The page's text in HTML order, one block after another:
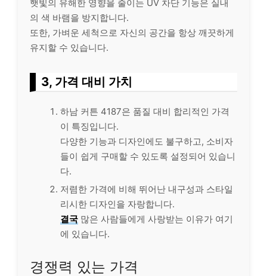
햇빛의 유해한 영향을 줄이는 UV 차단 기능은 실내
의 색 바램을 방지합니다.
또한, 가벼운 세척으로 자신의 공간을 항상 깨끗하게
유지할 수 있습니다.
3, 가격 대비 가치
하남 커튼 4187은 품질 대비 합리적인 가격
이 특징입니다.
다양한 기능과 디자인에도 불구하고, 소비자
들이 쉽게 구매할 수 있도록 설정되어 있습니
다.
저렴한 가격에 비해 뛰어난 내구성과 스타일
리시한 디자인을 자랑합니다.
결국 많은 사람들에게 사랑받는 이유가 여기
에 있습니다.
경쟁력 있는 가격